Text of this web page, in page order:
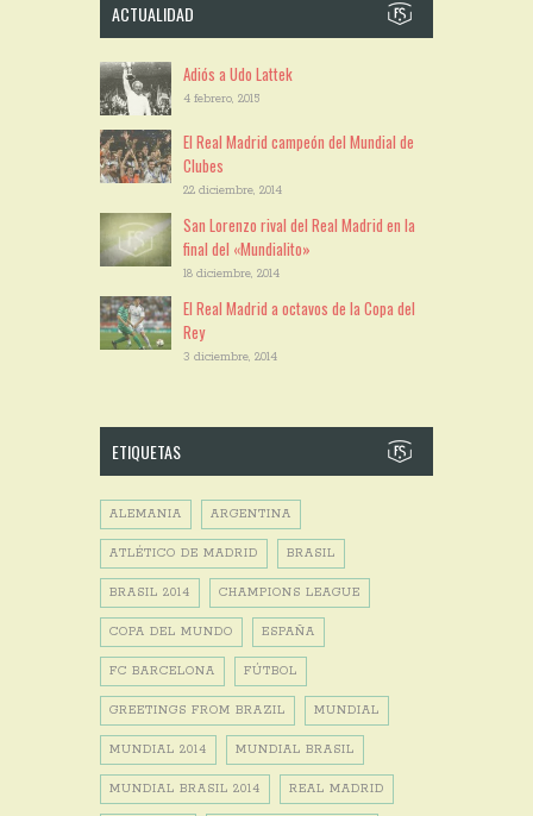
ACTUALIDAD
Adiós a Udo Lattek
4 febrero, 2015
El Real Madrid campeón del Mundial de
Clubes
22 diciembre, 2014
San Lorenzo rival del Real Madrid en la
final del «Mundialito»
18 diciembre, 2014
El Real Madrid a octavos de la Copa del
Rey
3 diciembre, 2014
ETIQUETAS
ALEMANIA ARGENTINA
ATLÉTICO DE MADRID BRASIL
BRASIL 2014 CHAMPIONS LEAGUE
COPA DEL MUNDO ESPAÑA
FC BARCELONA FÚTBOL
GREETINGS FROM BRAZIL MUNDIAL
MUNDIAL 2014 MUNDIAL BRASIL
MUNDIAL BRASIL 2014 REAL MADRID